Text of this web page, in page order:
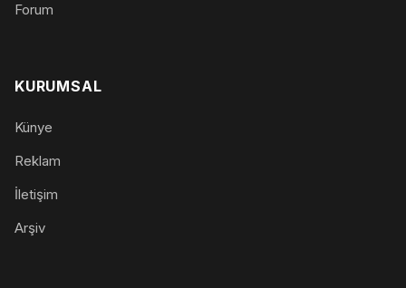
Forum
KURUMSAL
Künye
Reklam
İletişim
Arşiv